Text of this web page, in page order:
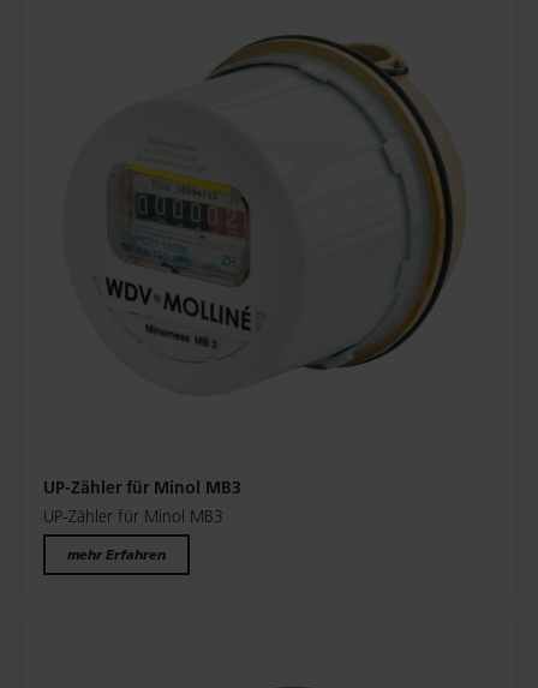
UP-Zähler für Minol MB3
UP-Zähler für Minol MB3
mehr Erfahren